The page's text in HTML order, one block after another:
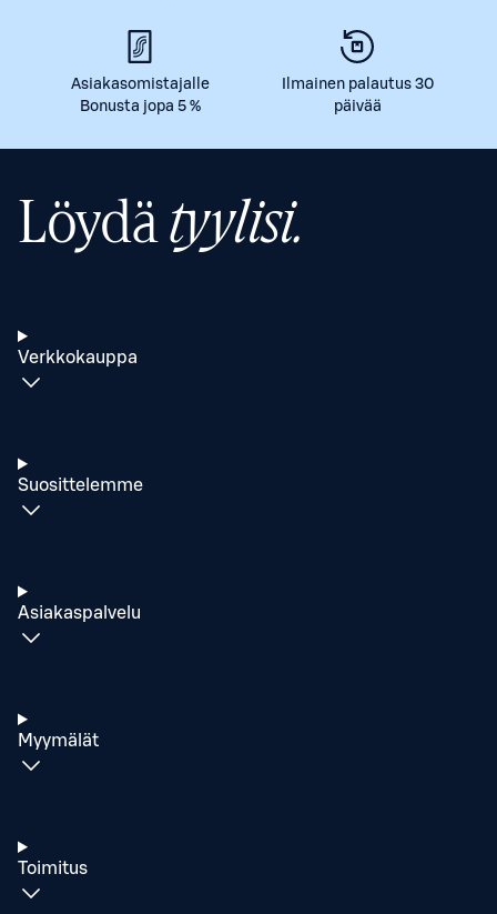
Asiakasomistajalle
Bonusta jopa 5 %
Ilmainen palautus 30
päivää
Löydätyylisi.
Verkkokauppa
Suosittelemme
Asiakaspalvelu
Myymälät
Toimitus